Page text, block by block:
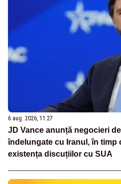
6 aug. 2026, 11:27
JD Vance anunță negocieri
îndelungate cu Iranul, în timp
existența discuțiilor cu SUA